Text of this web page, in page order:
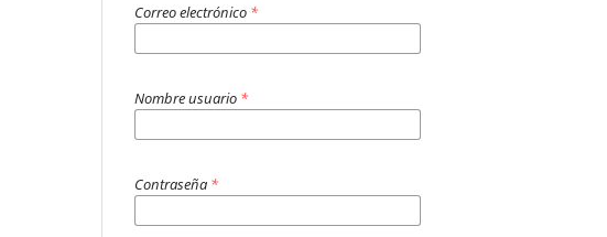
Correo electrónico *
Nombre usuario *
Contraseña *